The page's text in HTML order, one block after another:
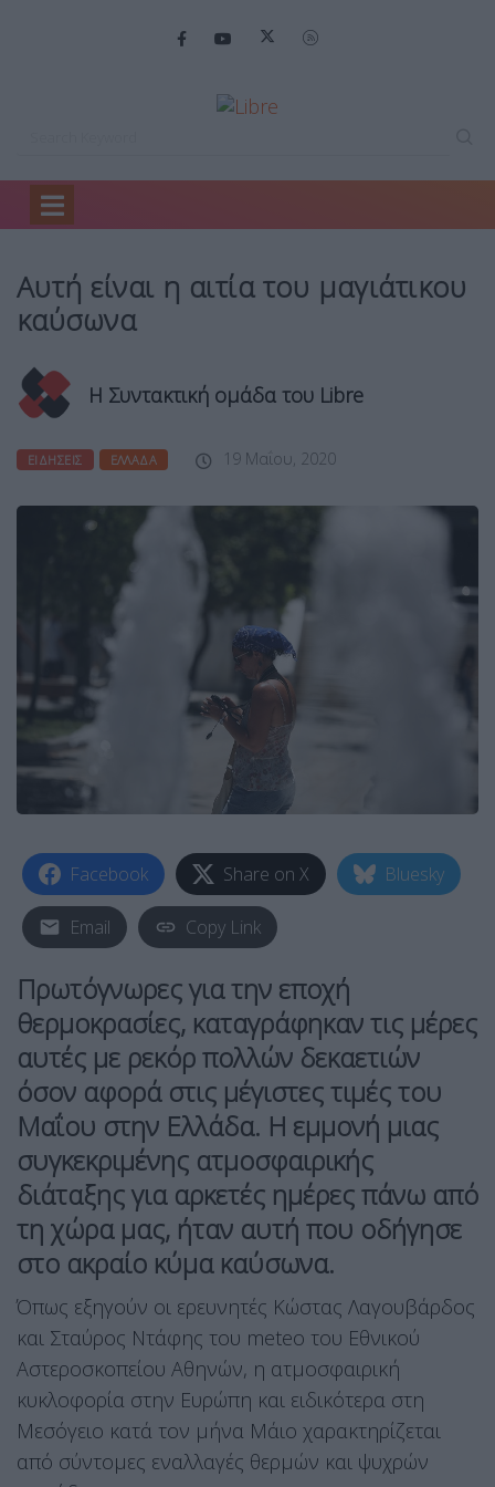
Home
Αυτή είναι η αιτία του μαγιάτικου
καύσωνα
Η Συντακτική ομάδα του Libre
ΕΙΔΉΣΕΙΣ ΕΛΛΆΔΑ 19 Μαΐου, 2020
Facebook Share on X Bluesky
Email Copy Link
Πρωτόγνωρες για την εποχή
θερμοκρασίες, καταγράφηκαν τις μέρες
αυτές με ρεκόρ πολλών δεκαετιών
όσον αφορά στις μέγιστες τιμές του
Μαΐου στην Ελλάδα. Η εμμονή μιας
συγκεκριμένης ατμοσφαιρικής
διάταξης για αρκετές ημέρες πάνω από
τη χώρα μας, ήταν αυτή που οδήγησε
στο ακραίο κύμα καύσωνα.
Όπως εξηγούν οι ερευνητές Κώστας Λαγουβάρδος
και Σταύρος Ντάφης του meteo του Εθνικού
Αστεροσκοπείου Αθηνών, η ατμοσφαιρική
κυκλοφορία στην Ευρώπη και ειδικότερα στη
Μεσόγειο κατά τον μήνα Μάιο χαρακτηρίζεται
από σύντομες εναλλαγές θερμών και ψυχρών